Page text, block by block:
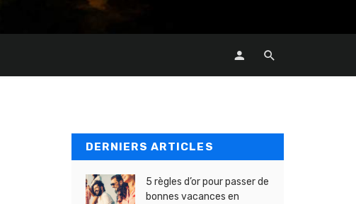
DERNIERS ARTICLES
5 règles d’or pour passer de
bonnes vacances en